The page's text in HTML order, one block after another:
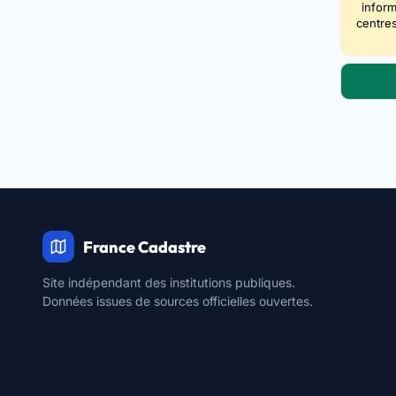
France Cadastre
Site indépendant des institutions publiques.
Données issues de sources officielles ouvertes.